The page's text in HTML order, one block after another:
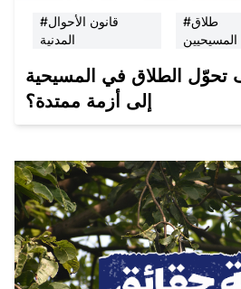
#قانون الأحوال
المدنية
#طلاق
المسيحيين
تحوّل الطلاق في المسيحية
إلى أزمة ممتدة؟